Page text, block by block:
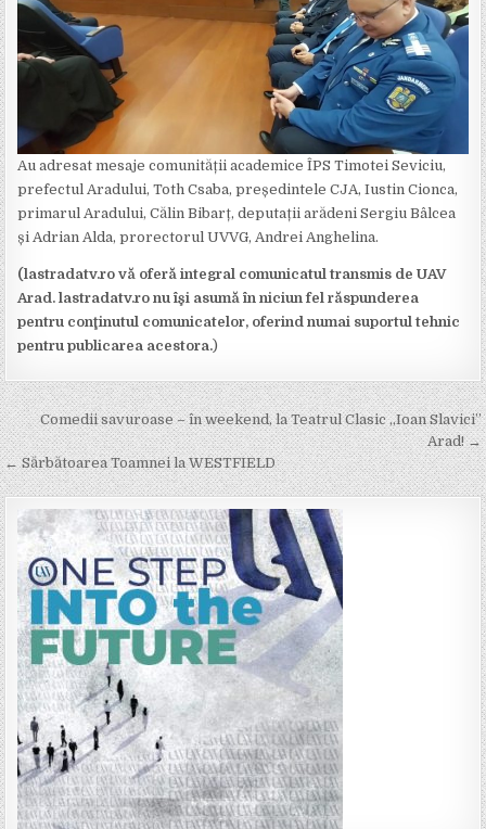
Au adresat mesaje comunității academice ÎPS Timotei Seviciu,
prefectul Aradului, Toth Csaba, președintele CJA, Iustin Cionca,
primarul Aradului, Călin Bibarț, deputații arădeni Sergiu Bâlcea
și Adrian Alda, prorectorul UVVG, Andrei Anghelina.
(lastradatv.ro vă oferă integral comunicatul transmis de UAV
Arad. lastradatv.ro nu îşi asumă în niciun fel răspunderea
pentru conţinutul comunicatelor, oferind numai suportul tehnic
pentru publicarea acestora.)
Post
navigation
Comedii savuroase – în weekend, la Teatrul Clasic „Ioan Slavici”
Arad! →
← Sărbătoarea Toamnei la WESTFIELD